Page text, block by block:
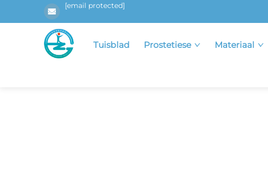
[email protected]
Tuisblad Prostetiese Materiaal